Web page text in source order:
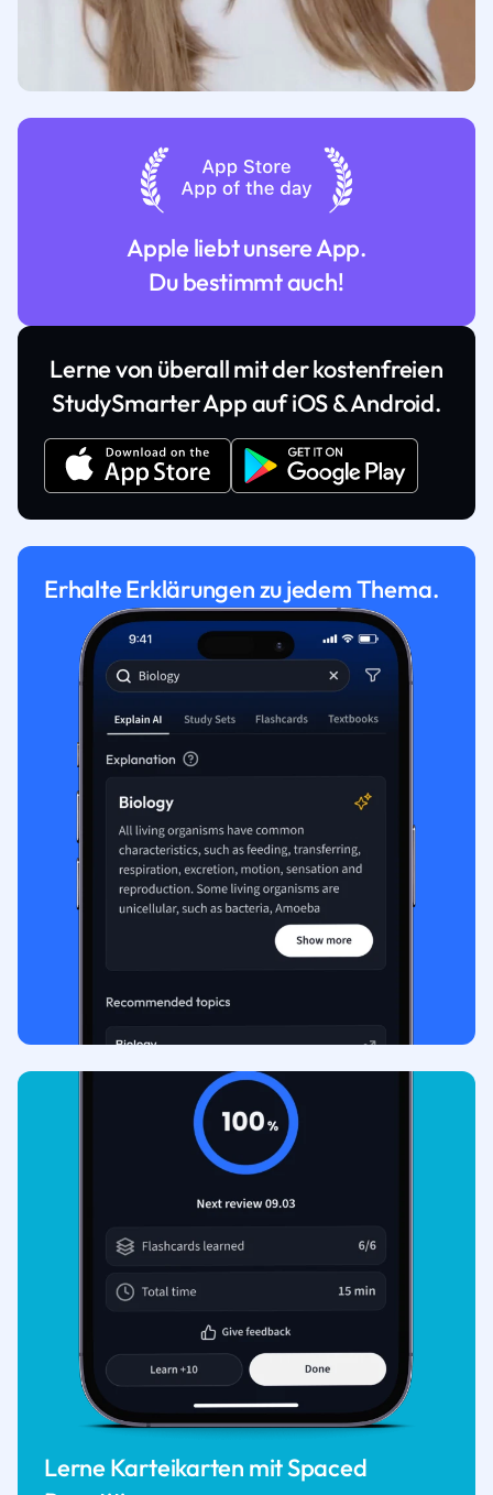
Apple liebt unsere App.
Du bestimmt auch!
Lerne von überall mit der kostenfreien
StudySmarter App auf iOS & Android.
Erhalte Erklärungen zu jedem Thema.
Lerne Karteikarten mit Spaced